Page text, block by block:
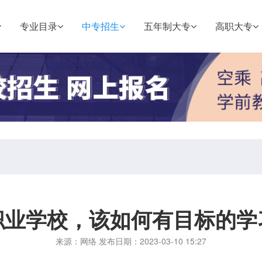
专业目录 中专招生 五年制大专 高职大专
学校，该如何有目标的
来源：网络 发布日期：2023-03-10 15:27